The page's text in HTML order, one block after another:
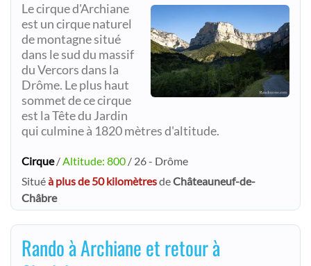
Le cirque d'Archiane
est un cirque naturel
de montagne situé
dans le sud du massif
du Vercors dans la
Drôme. Le plus haut
sommet de ce cirque
est la Tête du Jardin
qui culmine à 1820 mètres d'altitude.
Cirque/ Altitude: 800 / 26 - Drôme
Situéà plus de 50 kilomètresdeChâteauneuf-de-
Châbre
Rando à Archiane et retour à